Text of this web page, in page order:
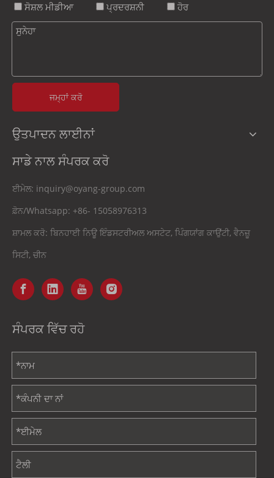
ਸੋਸ਼ਲ ਮੀਡੀਆ
ਪ੍ਰਦਰਸ਼ਨੀ ਹੋਰ
ਜਮ੍ਹਾਂ ਕਰੋ
ਉਤਪਾਦਨ ਲਾਈਨਾਂ
ਸਾਡੇ ਨਾਲ ਸੰਪਰਕ ਕਰੋ
ਈਮੇਲ: inquiry@oyang-group.com
ਫ਼ੋਨ/Whatsapp: +86- 15058976313
ਸ਼ਾਮਲ ਕਰੋ: ਬਿਨਹਾਈ ਨਿਊ ਇੰਡਸਟਰੀਅਲ ਅਸਟੇਟ, ਪਿੰਗਯਾਂਗ ਕਾਉਂਟੀ, ਵੈਨਜ਼ੂ
ਸਿਟੀ, ਚੀਨ
ਸੰਪਰਕ ਵਿੱਚ ਰਹੋ